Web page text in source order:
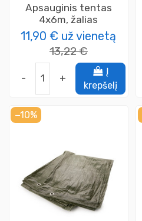
Apsauginis tentas
4x6m, žalias
11,90 € už vienetą
13,22 €
- +
Į
krepšelį
−10%